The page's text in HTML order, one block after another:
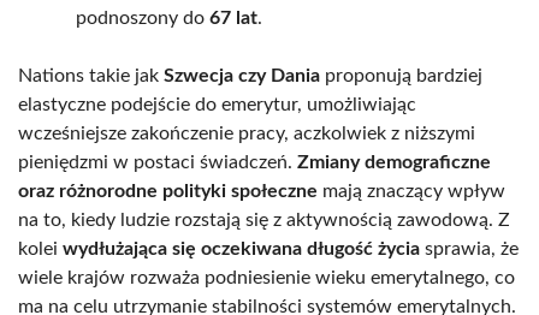
podnoszony do 67 lat.
Nations takie jak Szwecja czy Dania proponują bardziej
elastyczne podejście do emerytur, umożliwiając
wcześniejsze zakończenie pracy, aczkolwiek z niższymi
pieniędzmi w postaci świadczeń. Zmiany demograficzne
oraz różnorodne polityki społeczne mają znaczący wpływ
na to, kiedy ludzie rozstają się z aktywnością zawodową. Z
kolei wydłużająca się oczekiwana długość życia sprawia, że
wiele krajów rozważa podniesienie wieku emerytalnego, co
ma na celu utrzymanie stabilności systemów emerytalnych.